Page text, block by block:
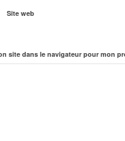
Site web
site dans le navigateur pour mon